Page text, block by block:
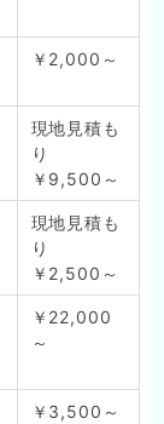
￥2,000～
現地見積も
り
￥9,500～
現地見積も
り
￥2,500～
￥22,000
～
￥3,500～